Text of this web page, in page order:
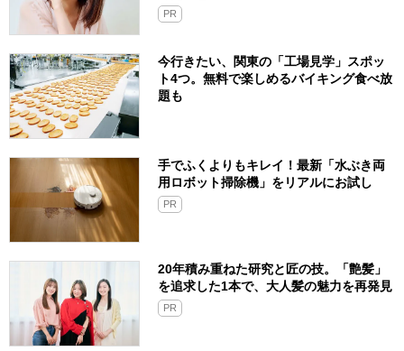
PR
今行きたい、関東の「工場見学」スポッ
ト4つ。無料で楽しめるバイキング食べ放
題も
手でふくよりもキレイ！最新「水ぶき両
用ロボット掃除機」をリアルにお試し
PR
20年積み重ねた研究と匠の技。「艶髪」
を追求した1本で、大人髪の魅力を再発見
PR